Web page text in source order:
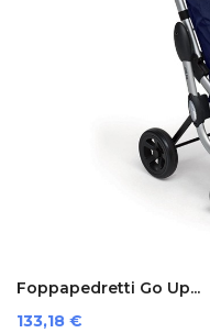
Foppapedretti Go Up...
Prezzo
133,18 €